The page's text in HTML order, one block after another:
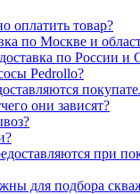
оплатить товар?
по Москве и
по России и
Pedrollo?
они зависят?
при
для подбора